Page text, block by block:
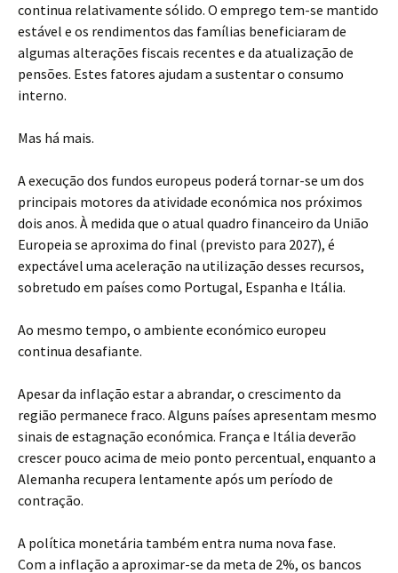
continua relativamente sólido. O emprego tem-se mantido
estável e os rendimentos das famílias beneficiaram de
algumas alterações fiscais recentes e da atualização de
pensões. Estes fatores ajudam a sustentar o consumo
interno.
Mas há mais.
A execução dos fundos europeus poderá tornar-se um dos
principais motores da atividade económica nos próximos
dois anos. À medida que o atual quadro financeiro da União
Europeia se aproxima do final (previsto para 2027), é
expectável uma aceleração na utilização desses recursos,
sobretudo em países como Portugal, Espanha e Itália.
Ao mesmo tempo, o ambiente económico europeu
continua desafiante.
Apesar da inflação estar a abrandar, o crescimento da
região permanece fraco. Alguns países apresentam mesmo
sinais de estagnação económica. França e Itália deverão
crescer pouco acima de meio ponto percentual, enquanto a
Alemanha recupera lentamente após um período de
contração.
A política monetária também entra numa nova fase.
Com a inflação a aproximar-se da meta de 2%, os bancos